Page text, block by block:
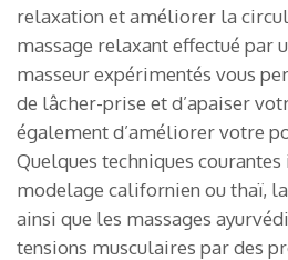
relaxation et améliorer la
massage relaxant effectué par
masseur expérimentés vous
de lâcher-prise et d’apaiser
également d’améliorer votre
Quelques techniques
modelage californien ou thaï,
ainsi que les massages
tensions musculaires par des